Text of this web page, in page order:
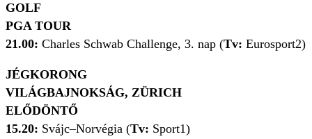
GOLF
PGA TOUR
21.00: Charles Schwab Challenge, 3. nap (Tv: Eurosport2)
JÉGKORONG
VILÁGBAJNOKSÁG, ZÜRICH
ELŐDÖNTŐ
15.20: Svájc–Norvégia (Tv: Sport1)